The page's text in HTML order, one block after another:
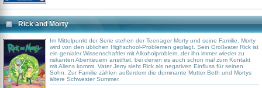
Rick and Morty
Im Mittelpunkt der Serie stehen der Teenager Morty und seine Familie. Morty
wird von den üblichen Highschool-Problemen geplagt. Sein Großvater Rick ist
ein genialer Wissenschaftler mit Alkoholproblem, der ihn immer wieder zu
riskanten Abenteuern anstiftet, bei denen es auch schon mal zum Kontakt
mit Aliens kommt. Vater Jerry sieht Rick als negativen Einfluss für seinen
Sohn. Zur Familie zählen außerdem die dominante Mutter Beth und Mortys
ältere Schwester Summer.